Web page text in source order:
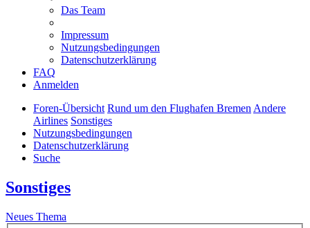
Das Team
Impressum
Nutzungsbedingungen
Datenschutzerklärung
FAQ
Anmelden
Foren-Übersicht Rund um den Flughafen BremenAndere
Airlines Sonstiges
Nutzungsbedingungen
Datenschutzerklärung
Suche
Sonstiges
Neues Thema